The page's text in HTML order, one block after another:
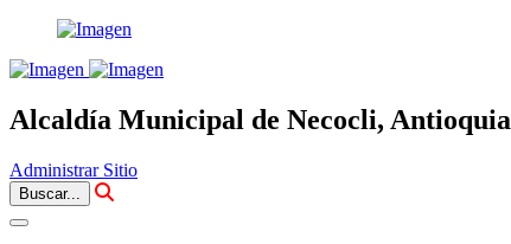
Alcaldía Municipal de Necocli, Antioquia
Administrar Sitio
Buscar...